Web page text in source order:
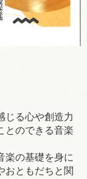
じる心や創造力
とのできる音楽
楽の基礎を身に
おともだちと関